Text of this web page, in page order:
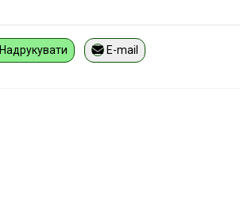
Надрукувати E-mail